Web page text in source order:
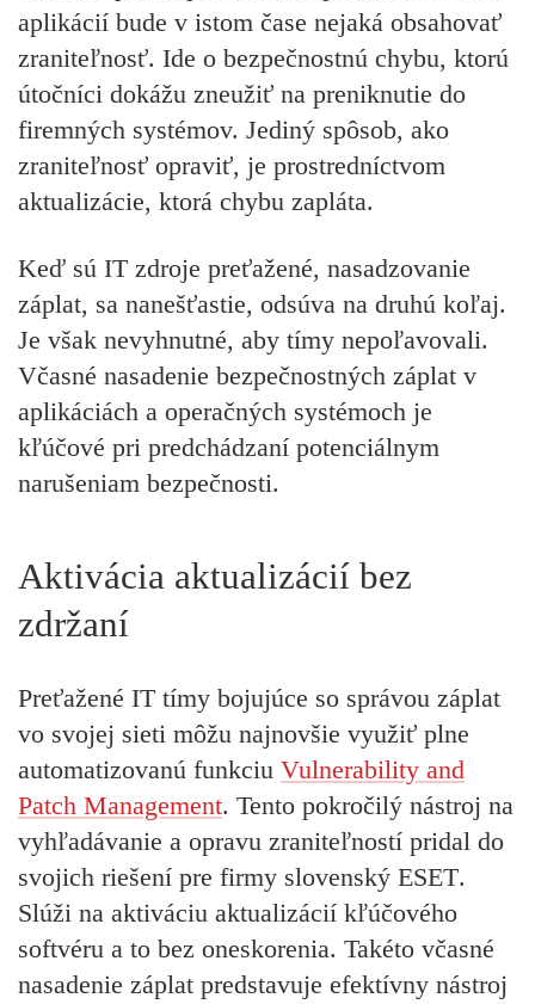
aplikácií bude v istom čase nejaká obsahovať
zraniteľnosť. Ide o bezpečnostnú chybu, ktorú
útočníci dokážu zneužiť na preniknutie do
firemných systémov. Jediný spôsob, ako
zraniteľnosť opraviť, je prostredníctvom
aktualizácie, ktorá chybu zapláta.
Keď sú IT zdroje preťažené, nasadzovanie
záplat, sa nanešťastie, odsúva na druhú koľaj.
Je však nevyhnutné, aby tímy nepoľavovali.
Včasné nasadenie bezpečnostných záplat v
aplikáciách a operačných systémoch je
kľúčové pri predchádzaní potenciálnym
narušeniam bezpečnosti.
Aktivácia aktualizácií bez
zdržaní
Preťažené IT tímy bojujúce so správou záplat
vo svojej sieti môžu najnovšie využiť plne
automatizovanú funkciu Vulnerability and
Patch Management. Tento pokročilý nástroj na
vyhľadávanie a opravu zraniteľností pridal do
svojich riešení pre firmy slovenský ESET.
Slúži na aktiváciu aktualizácií kľúčového
softvéru a to bez oneskorenia. Takéto včasné
nasadenie záplat predstavuje efektívny nástroj